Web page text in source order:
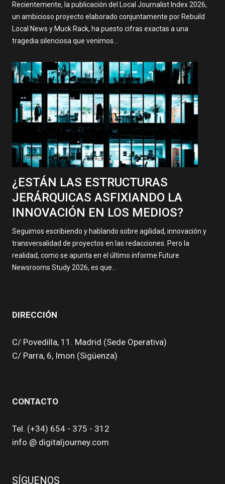
Recientemente, la publicación del Local Journalist Index 2026,
un ambicioso proyecto elaborado conjuntamente por Rebuild
Local News y Muck Rack, ha puesto cifras exactas a una
tragedia silenciosa que venimos…
¿ESTÁN LAS ESTRUCTURAS
JERÁRQUICAS ASFIXIANDO LA
INNOVACIÓN EN LOS MEDIOS?
Seguimos escribiendo y hablando sobre agilidad, innovación y
transversalidad de proyectos en las redacciones. Pero la
realidad, como se apunta en el último informe Future
Newsrooms Study 2026, es que…
DIRECCIÓN
C/ Povedilla, 11. Madrid (Sede Operativa)
C/ Parra, 6, Imon (Sigüenza)
CONTACTO
Tel. (+34) 654 - 375 - 312
info @ digitaljourney.com
SÍGUENOS